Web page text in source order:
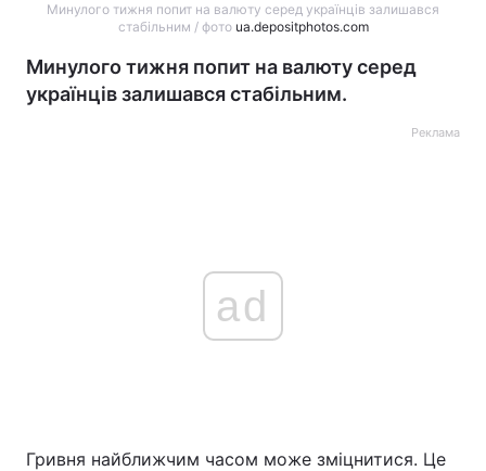
Минулого тижня попит на валюту серед українців залишався
стабільним / фото ua.depositphotos.com
Минулого тижня попит на валюту серед
українців залишався стабільним.
Реклама
ad
Гривня найближчим часом може зміцнитися. Це